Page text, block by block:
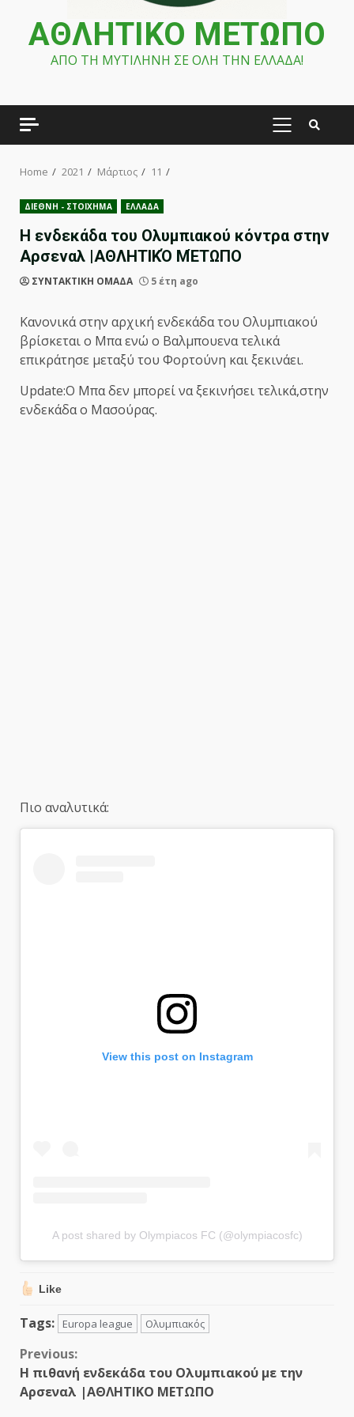
ΑΘΛΗΤΙΚΟ ΜΕΤΩΠΟ
ΑΠΟ ΤΗ ΜΥΤΙΛΗΝΗ ΣΕ ΟΛΗ ΤΗΝ ΕΛΛΑΔΑ!
PRIMARY
Home 2021 Μάρτιος 11
ΔΙΕΘΝΗ - ΣΤΟΙΧΗΜΑ ΕΛΛΑΔΑ
Η ενδεκάδα του Ολυμπιακού κόντρα στην
Αρσεναλ |ΑΘΛΗΤΙΚΌ ΜΈΤΩΠΟ
ΣΥΝΤΑΚΤΙΚΗ ΟΜΑΔΑ 5 έτη ago
Κανονικά στην αρχική ενδεκάδα του Ολυμπιακού
βρίσκεται ο Μπα ενώ ο Βαλμπουενα τελικά
επικράτησε μεταξύ του Φορτούνη και ξεκινάει.
Update:Ο Μπα δεν μπορεί να ξεκινήσει τελικά,στην
ενδεκάδα ο Μασούρας.
Πιο αναλυτικά:
View this post on Instagram
A post shared by Olympiacos FC (@olympiacosfc)
Like
Tags: Europa league Ολυμπιακός
Continue
Reading
Previous:
Η πιθανή ενδεκάδα του Ολυμπιακού με την
Αρσεναλ |ΑΘΛΗΤΙΚΟ ΜΕΤΩΠΟ